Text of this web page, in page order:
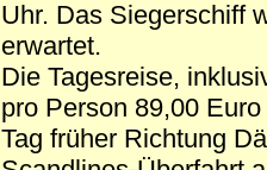
Uhr. Das Siegerschiff
erwartet.
Die Tagesreise,
pro Person 89,00
Tag früher Richtung